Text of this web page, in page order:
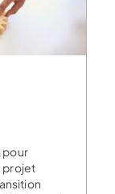
pour
projet